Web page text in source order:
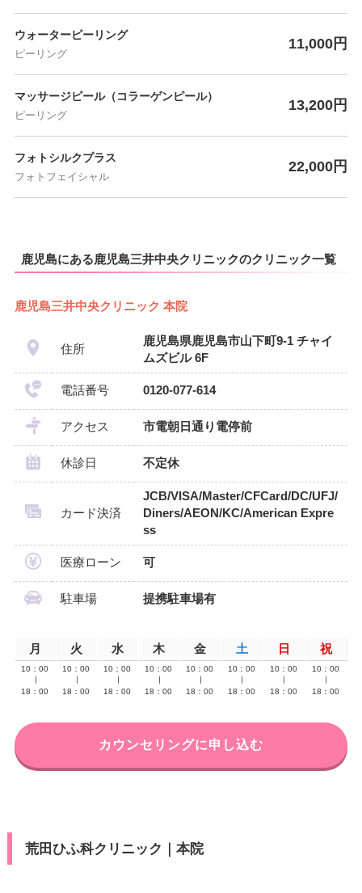
ウォーターピーリング
ピーリング
11,000円
マッサージピール（コラーゲンピール）
ピーリング
13,200円
フォトシルクプラス
フォトフェイシャル
22,000円
鹿児島にある鹿児島三井中央クリニックのクリニック一覧
鹿児島三井中央クリニック 本院
住所
鹿児島県鹿児島市山下町9-1 チャイ
ムズビル 6F
電話番号 0120-077-614
アクセス 市電朝日通り電停前
休診日 不定休
カード決済
JCB/VISA/Master/CFCard/DC/UFJ/
Diners/AEON/KC/American Expre
ss
医療ローン 可
駐車場 提携駐車場有
月 火 水 木 金 土 日 祝
10：00
18：00
10：00
18：00
10：00
18：00
10：00
18：00
10：00
18：00
10：00
18：00
10：00
18：00
10：00
18：00
カウンセリングに申し込む
荒田ひふ科クリニック｜本院